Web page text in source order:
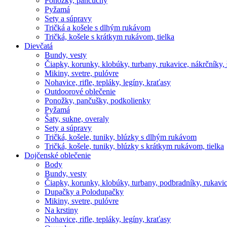
Pyžamá
Sety a súpravy
Tričká a košele s dlhým rukávom
Tričká, košele s krátkym rukávom, tielka
Dievčatá
Bundy, vesty
Čiapky, korunky, klobúky, turbany, rukavice, nákrčníky,
Mikiny, svetre, pulóvre
Nohavice, rifle, tepláky, legíny, kraťasy
Outdoorové oblečenie
Ponožky, pančušky, podkolienky
Pyžamá
Šaty, sukne, overaly
Sety a súpravy
Tričká, košele, tuniky, blúzky s dlhým rukávom
Tričká, košele, tuniky, blúzky s krátkym rukávom, tielka
Dojčenské oblečenie
Body
Bundy, vesty
Čiapky, korunky, klobúky, turbany, podbradníky,
Dupačky a Polodupačky
Mikiny, svetre, pulóvre
Na krstiny
Nohavice, rifle, tepláky, legíny, kraťasy